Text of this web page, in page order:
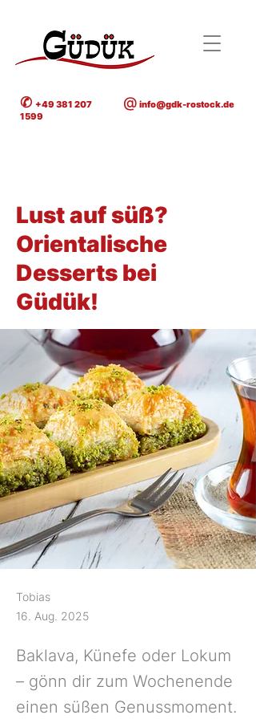
✆ +49 381 207
1599
@ info@gdk-rostock.de
Lust auf süß?
Orientalische
Desserts bei
Güdük!
Tobias
16. Aug. 2025
Baklava, Künefe oder Lokum
– gönn dir zum Wochenende
einen süßen Genussmoment.